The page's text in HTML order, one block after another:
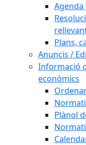
Plans,
Anuncis /
Informació
econòmics
Plànol